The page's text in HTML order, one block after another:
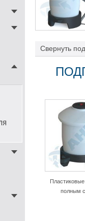
качестве
Резервуары
установки
Свернуть
полным